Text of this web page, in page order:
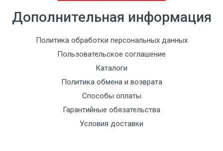
Дополнительная информация
Политика обработки персональных данных
Пользовательское соглашение
Каталоги
Политика обмена и возврата
Способы оплаты
Гарантийные обязательства
Условия доставки